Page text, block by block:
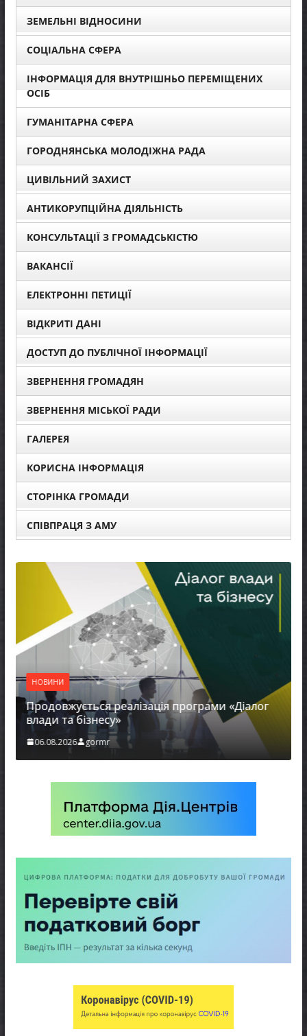
ЗЕМЕЛЬНІ ВІДНОСИНИ
СОЦІАЛЬНА СФЕРА
ІНФОРМАЦІЯ ДЛЯ ВНУТРІШНЬО ПЕРЕМІЩЕНИХ
ОСІБ
ГУМАНІТАРНА СФЕРА
ГОРОДНЯНСЬКА МОЛОДІЖНА РАДА
ЦИВІЛЬНИЙ ЗАХИСТ
АНТИКОРУПЦІЙНА ДІЯЛЬНІСТЬ
КОНСУЛЬТАЦІЇ З ГРОМАДСЬКІСТЮ
ВАКАНСІЇ
ЕЛЕКТРОННІ ПЕТИЦІЇ
ВІДКРИТІ ДАНІ
ДОСТУП ДО ПУБЛІЧНОЇ ІНФОРМАЦІЇ
ЗВЕРНЕННЯ ГРОМАДЯН
ЗВЕРНЕННЯ МІСЬКОЇ РАДИ
ГАЛЕРЕЯ
КОРИСНА ІНФОРМАЦІЯ
СТОРІНКА ГРОМАДИ
СПІВПРАЦЯ З АМУ
НОВИНИ
Продовжується реалізація програми «Діалог
влади та бізнесу»
06.08.2026 gormr